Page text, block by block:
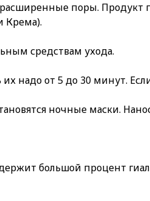
поры. Продукт
Крема).
средствам ухода.
надо от 5 до 30 минут.
ночные маски.
большой процент